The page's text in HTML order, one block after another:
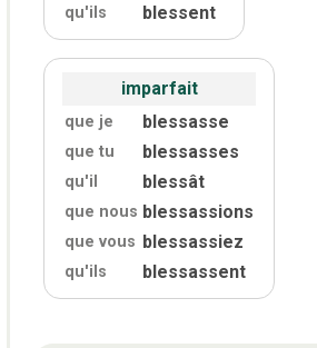
qu'ils blessent
imparfait
que je blessasse
que tu blessasses
qu'il blessât
que nous blessassions
que vous blessassiez
qu'ils blessassent